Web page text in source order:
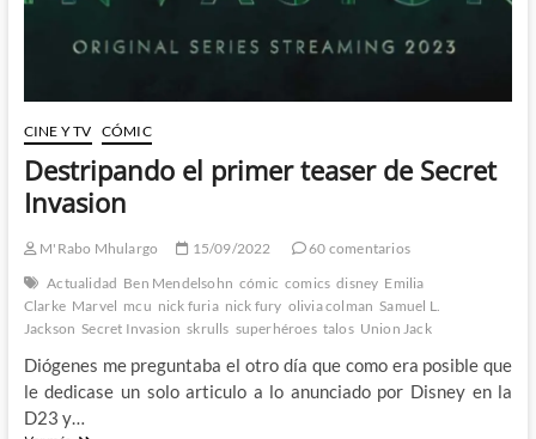
CINE Y TV CÓMIC
Destripando el primer teaser de Secret
Invasion
M'Rabo Mhulargo 15/09/2022
60 comentarios
Actualidad Ben Mendelsohn cómic comics disney Emilia
Clarke Marvel mcu nick furia nick fury olivia colman Samuel L.
Jackson Secret Invasion skrulls superhéroes talos Union Jack
Diógenes me preguntaba el otro día que como era posible que
le dedicase un solo articulo a lo anunciado por Disney en la
D23 y…